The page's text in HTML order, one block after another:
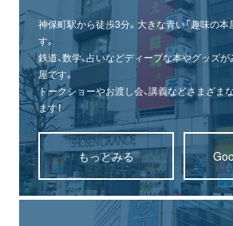
神保町駅から徒歩3分。大きな青い「趣味の本
す。
鉄道、数学、占いなどディープな本やグッズ
屋です。
トークショーやお渡し会、講義などさまざま
ます！
もっとみる